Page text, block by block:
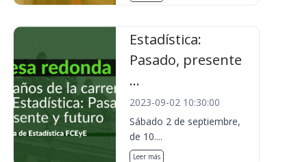
Estadística:
Pasado, presente
...
2023-09-02 10:30:00
Sábado 2 de septiembre,
de 10....
Leer más